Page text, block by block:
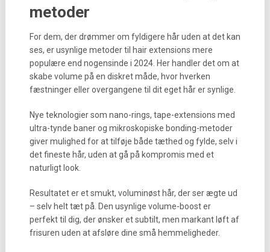
metoder
For dem, der drømmer om fyldigere hår uden at det kan
ses, er usynlige metoder til hair extensions mere
populære end nogensinde i 2024. Her handler det om at
skabe volume på en diskret måde, hvor hverken
fæstninger eller overgangene til dit eget hår er synlige.
Nye teknologier som nano-rings, tape-extensions med
ultra-tynde baner og mikroskopiske bonding-metoder
giver mulighed for at tilføje både tæthed og fylde, selv i
det fineste hår, uden at gå på kompromis med et
naturligt look.
Resultatet er et smukt, voluminøst hår, der ser ægte ud
– selv helt tæt på. Den usynlige volume-boost er
perfekt til dig, der ønsker et subtilt, men markant løft af
frisuren uden at afsløre dine små hemmeligheder.